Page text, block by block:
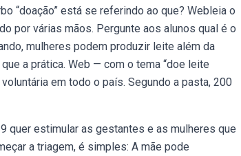
“doação” está se referindo ao que? Webleia o
por várias mãos. Pergunte aos alunos qual é o
mulheres podem produzir leite além da
a prática. Web — com o tema “doe leite
em todo o país. Segundo a pasta, 200
quer estimular as gestantes e as mulheres que
a triagem, é simples: A mãe pode